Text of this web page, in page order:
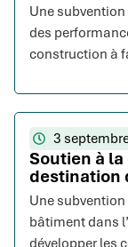
Une
des
construction à
3
Soutien à
destination
Une
bâtiment dans